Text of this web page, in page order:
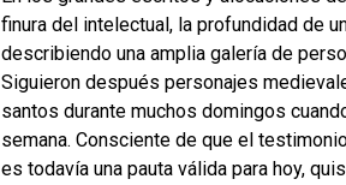
finura del intelectual, la profundidad de
describiendo una amplia galería de
Siguieron después personajes
santos durante muchos domingos
semana. Consciente de que el
es todavía una pauta válida para hoy,